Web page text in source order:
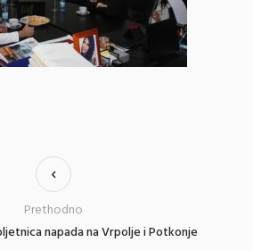
napada na Vrpolje i Potkonje
Prethodno